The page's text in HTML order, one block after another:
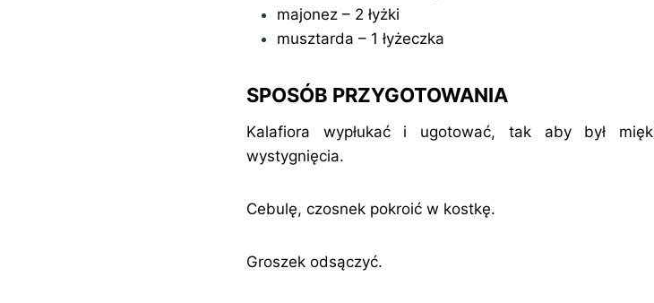
majonez – 2 łyżki
musztarda – 1 łyżeczka
SPOSÓB PRZYGOTOWANIA
Kalafiora wypłukać i ugotować, tak aby był
wystygnięcia.
Cebulę, czosnek pokroić w kostkę.
Groszek odsączyć.